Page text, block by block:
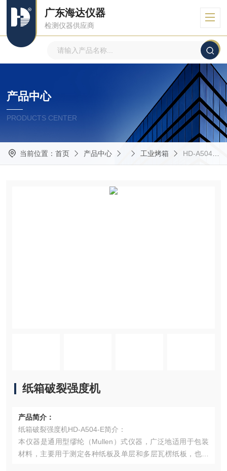
广东海达仪器
检测仪器供应商
产品中心
PRODUCTS CENTER
当前位置： 首页 产品中心 工业烤箱 HD-A504-E纸箱破裂强度机
纸箱破裂强度机
产品简介：
纸箱破裂强度机HD-A504-E简介：
本仪器是通用型缪纶（Mullen）式仪器，广泛地适用于包装
材料，主要用于测定各种纸板及单层和多层瓦楞纸板，也可